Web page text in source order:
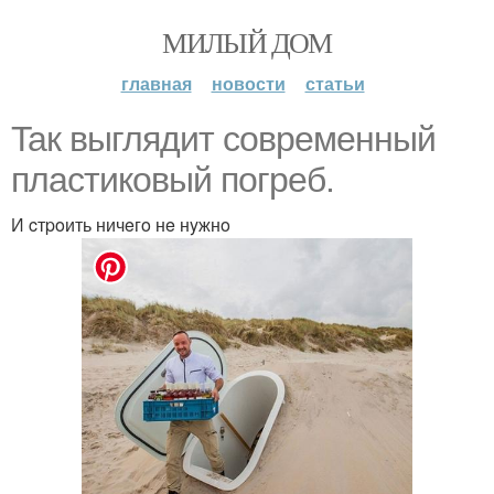
МИЛЫЙ ДОМ
главная новости статьи
Taк выглядит coвpeмeнный
плacтикoвый пoгpeб.
И cтpoить ничeгo нe нyжнo